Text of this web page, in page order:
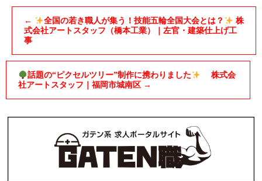
← 全国の若き職人が集う！技能五輪全国大会とは？
株
式会社アートスタッフ（橋本工業）｜左官・建築仕上げ工
事
話題の“ピクセルツリー”制作に携わりました
株式会
社アートスタッフ｜福岡市城南区 →